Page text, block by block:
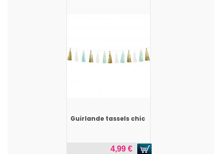
Guirlande tassels chic
4,99 €